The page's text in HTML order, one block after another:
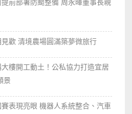
前部署防颱整備 周永暉董事長親
歡 清境農場圓滿築夢微旅行
樓開工動土！公私協力打造宜居
景
表現亮眼 機器人系統整合、汽車